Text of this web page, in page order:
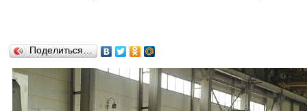
Поделиться…